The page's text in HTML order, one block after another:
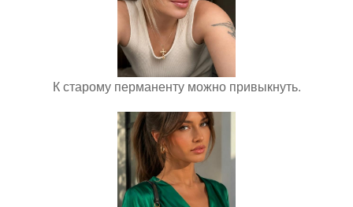
К старому перманенту можно привыкнуть.